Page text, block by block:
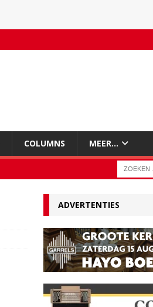
COLUMNS MEER…
ADVERTENTIES